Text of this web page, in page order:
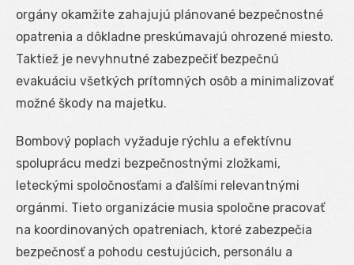
orgány okamžite zahajujú plánované bezpečnostné
opatrenia a dôkladne preskúmavajú ohrozené miesto.
Taktiež je nevyhnutné zabezpečiť bezpečnú
evakuáciu všetkých prítomných osôb a minimalizovať
možné škody na majetku.
Bombový poplach vyžaduje rýchlu a efektívnu
spoluprácu medzi bezpečnostnými zložkami,
leteckými spoločnosťami a ďalšími relevantnými
orgánmi. Tieto organizácie musia spoločne pracovať
na koordinovaných opatreniach, ktoré zabezpečia
bezpečnosť a pohodu cestujúcich, personálu a